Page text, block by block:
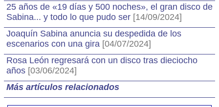
25 años de «19 días y 500 noches», el gran disco de
Sabina... y todo lo que pudo ser [14/09/2024]
Joaquín Sabina anuncia su despedida de los
escenarios con una gira [04/07/2024]
Rosa León regresará con un disco tras dieciocho
años [03/06/2024]
Más artículos relacionados